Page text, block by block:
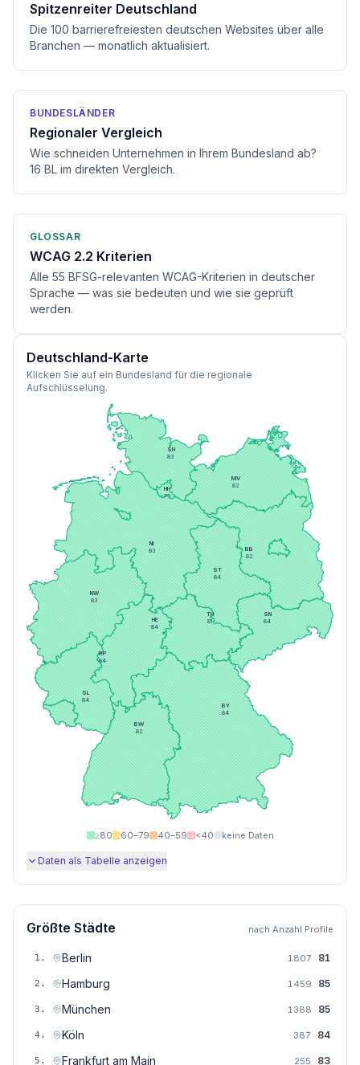
Spitzenreiter Deutschland
Die 100 barrierefreiesten deutschen Websites über alle
Branchen — monatlich aktualisiert.
BUNDESLÄNDER
Regionaler Vergleich
Wie schneiden Unternehmen in Ihrem Bundesland ab?
16 BL im direkten Vergleich.
GLOSSAR
WCAG 2.2 Kriterien
Alle 55 BFSG-relevanten WCAG-Kriterien in deutscher
Sprache — was sie bedeuten und wie sie geprüft
werden.
Deutschland-Karte
Klicken Sie auf ein Bundesland für die regionale
Aufschlüsselung.
BW
82
BY
84
BB
82
HB
82
HH
85
HE
84
NI
83
MV
82
NW
83
RP
84
SL
84
SN
84
ST
84
SH
83
TH
81
≥80 60–79 40–59 <40 keine Daten
Daten als Tabelle anzeigen
Größte Städte nach Anzahl Profile
1 . Berlin 1807 81
2 . Hamburg 1459 85
3 . München 1388 85
4 . Köln 387 84
5 . Frankfurt am Main 255 83